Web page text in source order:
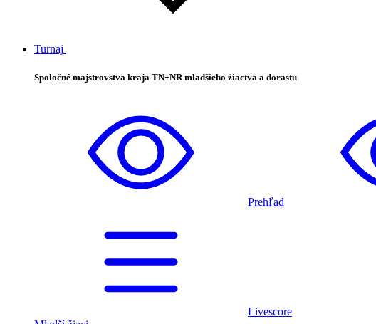
Turnaj
Spoločné majstrovstva kraja TN+NR mladšieho žiactva a dorastu
Prehľad
Livescore